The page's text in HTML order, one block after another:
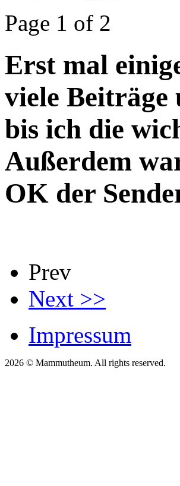
Page 1 of 2
Erst mal
viele Beiträge
bis ich die
Außerdem
OK der
Prev
Next >>
Impressum
2026 © Mammutheum. All rights reserved.